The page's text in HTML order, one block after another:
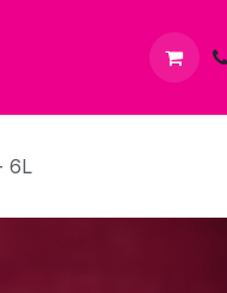
Contactez-nous
6L